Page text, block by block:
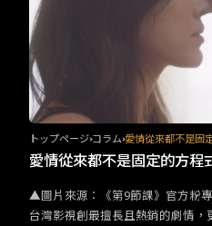
トップページ コラム 愛情從來都不是固
愛情從來都不是固定的方程
▲圖片來源：《第9節課》官方粉專 多年以來校園愛情青春片，是
台灣影視創最擅長且熱銷的劇情